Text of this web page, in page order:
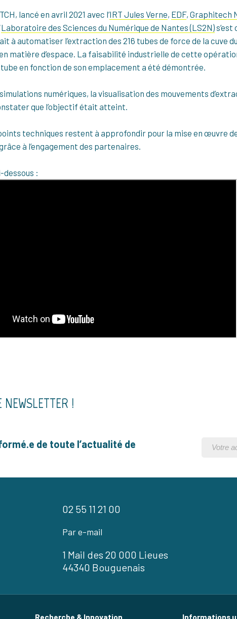
lancé en avril 2021 avec l’IRT Jules Verne, EDF, Graphitech
Laboratoire des Sciences du Numérique de Nantes (LS2N)
à automatiser l’extraction des 216 tubes de force de la cuve
matière d’espace. La faisabilité industrielle de cette
en fonction de son emplacement a été démontrée.
numériques, la visualisation des mouvements
que l’objectif était atteint.
techniques restent à approfondir pour la mise en œuvre
à l’engagement des partenaires.
dessous :
!
de toute l’actualité de
02 55 11 21 00
Par e-mail
1 Mail des 20 000 Lieues
44340 Bouguenais
Recherche & Innovation Informations